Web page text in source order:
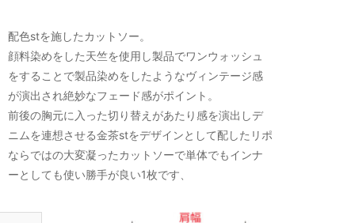
配色stを施したカットソー。
顔料染めをした天竺を使用し製品でワンウォッシュ
をすることで製品染めをしたようなヴィンテージ感
が演出され絶妙なフェード感がポイント。
前後の胸元に入った切り替えがあたり感を演出しデ
ニムを連想させる金茶stをデザインとして配したリポ
ならではの大変凝ったカットソーで単体でもインナ
ーとしても使い勝手が良い1枚です、